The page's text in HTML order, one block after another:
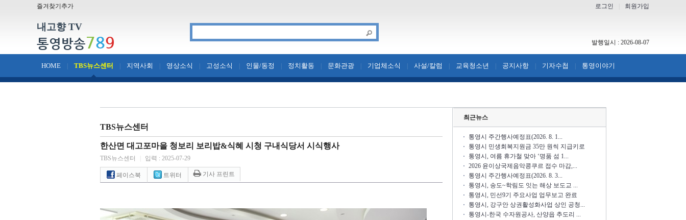
즐겨찾기추가 로그인 회원가입
내고향 TV
통영방송789 발행일시 : 2026-08-07
HOME TBS뉴스센터 지역사회 영상소식 고성소식 인물/동정 정치활동 문화관광 기업체소식 사설/칼럼 교육청소년 공지사항 기자수첩 통영이야기
TBS뉴스센터
한산면 대고포마을 청보리 보리밥&식혜 시청 구내식당서 시식행사
TBS뉴스센터 입력 : 2025-07-29
페이스북 트위터 기사 프린트
최근뉴스
통영시 주간행사예정표(2026. 8. 1...
통영시 민생회복지원금 35만 원씩 지급키로
통영시, 여름 휴가철 맞아 ‘명품 섬 1...
2026 윤이상국제음악콩쿠르 접수 마감,...
통영시 주간행사예정표(2026. 8. 3...
통영시, 송도~학림도 잇는 해상 보도교 ...
통영시, 민선9기 주요사업 업무보고 완료
통영시, 강구안 상권활성화사업 상인 공청...
통영시-한국 수자원공사, 산양읍 추도리 ...